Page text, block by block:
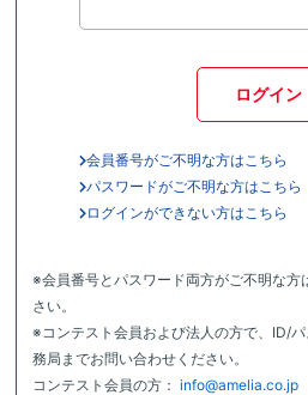
ログイン
会員番号がご不明な方はこちら
パスワードがご不明な方はこちら
ログインができない方はこちら
※会員番号とパスワード両方がご不明な方
さい。
※コンテスト会員および法人の方で、ID/
務局までお問い合わせください。
コンテスト会員の方： info@amelia.co.jp